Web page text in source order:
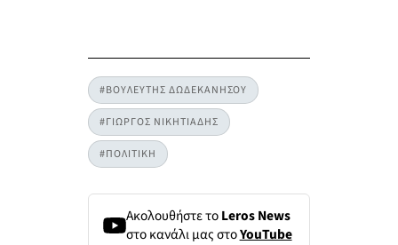
#ΒΟΥΛΕΥΤΗΣ ΔΩΔΕΚΑΝΗΣΟΥ
#ΓΙΩΡΓΟΣ ΝΙΚΗΤΙΑΔΗΣ
#ΠΟΛΙΤΙΚΗ
Ακολουθήστε τοLeros News
στο κανάλι μας στοYouTube